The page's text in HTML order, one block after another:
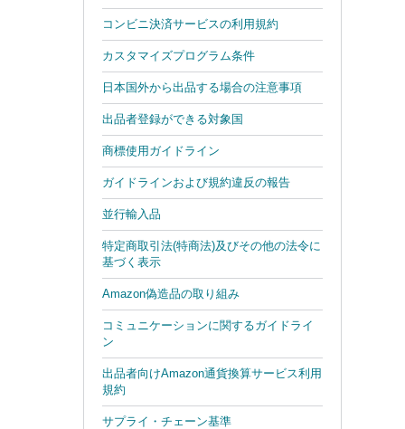
コンビニ決済サービスの利用規約
カスタマイズプログラム条件
日本国外から出品する場合の注意事項
出品者登録ができる対象国
商標使用ガイドライン
ガイドラインおよび規約違反の報告
並行輸入品
特定商取引法(特商法)及びその他の法令に
基づく表示
Amazon偽造品の取り組み
コミュニケーションに関するガイドライ
ン
出品者向けAmazon通貨換算サービス利用
規約
サプライ・チェーン基準